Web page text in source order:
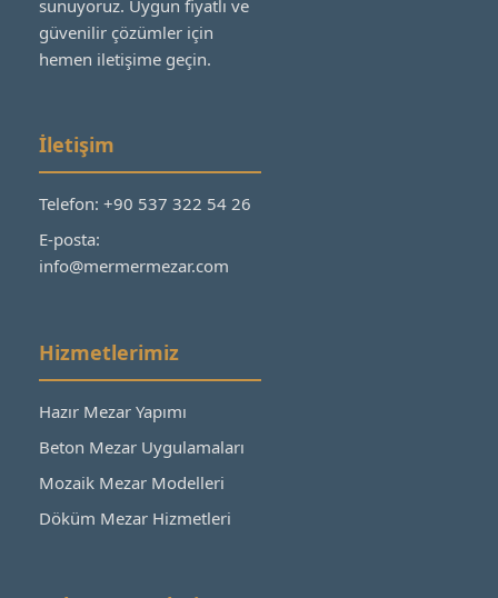
sunuyoruz. Uygun fiyatlı ve
güvenilir çözümler için
hemen iletişime geçin.
İletişim
Telefon: +90 537 322 54 26
E-posta:
info@mermermezar.com
Hizmetlerimiz
Hazır Mezar Yapımı
Beton Mezar Uygulamaları
Mozaik Mezar Modelleri
Döküm Mezar Hizmetleri